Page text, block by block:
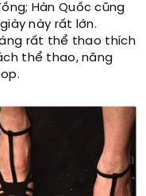
Hàn Quốc cũng
này rất lớn.
rất thể thao thích
thể thao, năng